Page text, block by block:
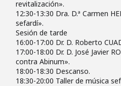
revitalización».
12:30-13:30 Dra. D.ª Carmen
sefardí».
Sesión de tarde
16:00-17:00 Dr. D. Roberto
17:00-18:00 Dr. D. José Javier
contra Abinum».
18:00-18:30 Descanso.
18:30-20:00 Taller de música